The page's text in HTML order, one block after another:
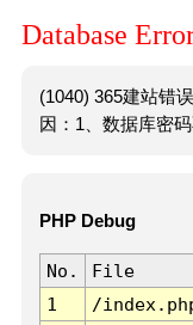
Database
(1040) 365建站错
因：1、数据库密
PHP Debug
No. File
1
/